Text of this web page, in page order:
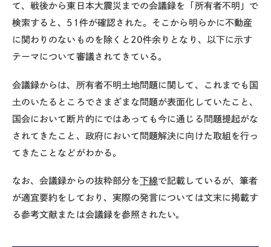
て、戦後から東日本大震災までの会議録を「所有者不明」で
検索すると、51件が確認された。そこから明らかに不動産
に関わりのないものを除くと20件余りとなり、以下に示す
テーマについて審議されてきている。
会議録からは、所有者不明土地問題に関して、これまでも国
土のいたるところでさまざまな問題が表面化していたこと、
国会において断片的にではあっても今に通じる問題提起がな
されてきたこと、政府において問題解決に向けた取組を行っ
てきたことなどがわかる。
なお、会議録からの抜粋部分を下線で記載しているが、筆者
が適宜要約をしており、実際の発言については文末に掲載す
る参考文献または会議録を参照されたい。